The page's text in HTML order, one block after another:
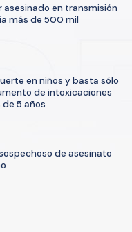
asesinado en transmisión
más de 500 mil
en niños y basta sólo
de intoxicaciones
5 años
de asesinato